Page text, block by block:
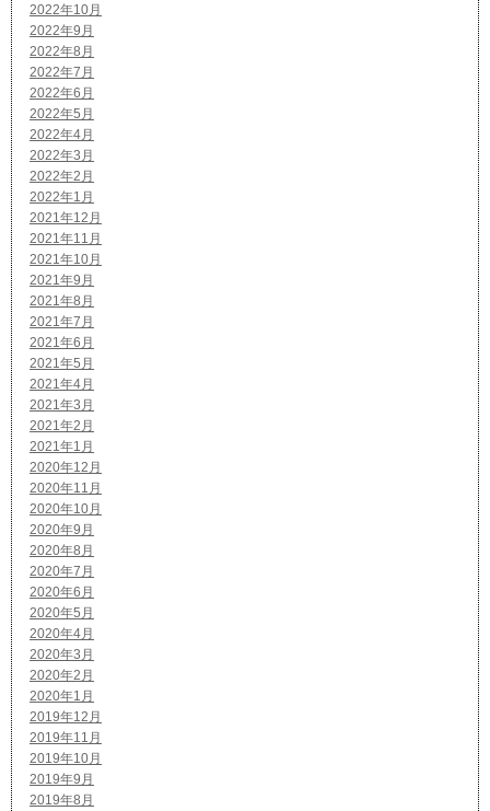
2022年10月
2022年9月
2022年8月
2022年7月
2022年6月
2022年5月
2022年4月
2022年3月
2022年2月
2022年1月
2021年12月
2021年11月
2021年10月
2021年9月
2021年8月
2021年7月
2021年6月
2021年5月
2021年4月
2021年3月
2021年2月
2021年1月
2020年12月
2020年11月
2020年10月
2020年9月
2020年8月
2020年7月
2020年6月
2020年5月
2020年4月
2020年3月
2020年2月
2020年1月
2019年12月
2019年11月
2019年10月
2019年9月
2019年8月